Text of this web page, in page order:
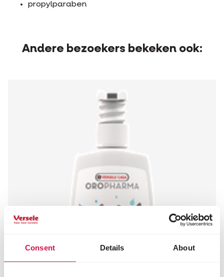
Consent Details About
propylparaben
Andere bezoekers bekeken ook: